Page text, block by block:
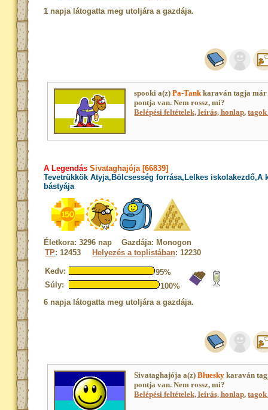
1 napja látogatta meg utoljára a gazdája.
spooki a(z)Pa-Tankkaraván tagja már
pontja van. Nem rossz, mi?
Belépési feltételek, leírás, honlap,
A Legendás Sivataghajója [66839]
Tevetrükkök Atyja,Bölcsesség forrása,Lelkes iskolakezdő,A
bástyája
Életkora: 3296 nap Gazdája: Monogon
TP: 12453 Helyezés a toplistában: 12230
Kedv:
95%
Súly:
100%
6 napja látogatta meg utoljára a gazdája.
Sivataghajója a(z)Bluesky karaván
pontja van. Nem rossz, mi?
Belépési feltételek, leírás, honlap,